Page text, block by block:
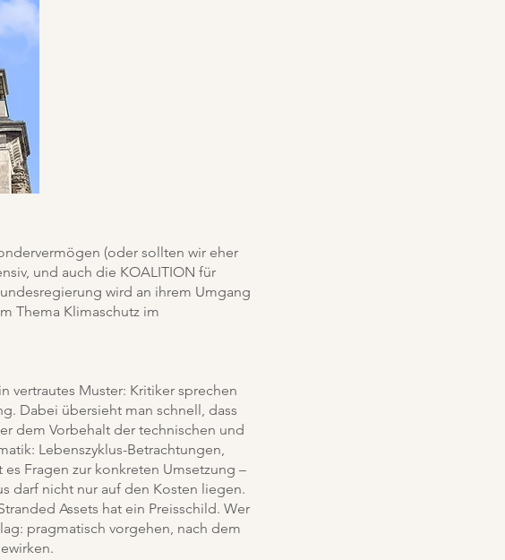
(oder sollten wir eher
und auch die KOALITION für
wird an ihrem Umgang
Thema Klimaschutz im
vertrautes Muster: Kritiker sprechen
Dabei übersieht man schnell, dass
dem Vorbehalt der technischen und
Lebenszyklus-Betrachtungen,
Fragen zur konkreten Umsetzung –
darf nicht nur auf den Kosten liegen.
Assets hat ein Preisschild. Wer
pragmatisch vorgehen, nach dem